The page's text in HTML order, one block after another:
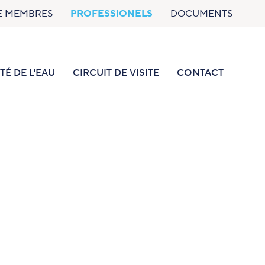
MEMBRES PROFESSIONELS DOCUMENTS
DE L'EAU CIRCUIT DE VISITE CONTACT